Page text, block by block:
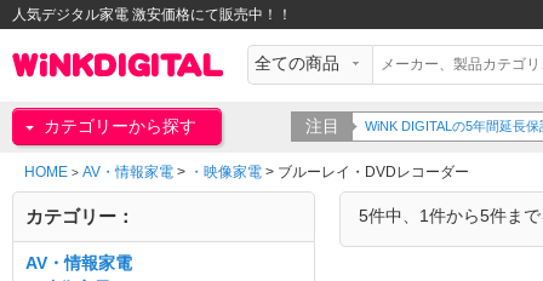
人気デジタル家電 激安価格にて販売中！！
カテゴリーから探す 注目 WiNK DIGITALの5年間延長
HOME > AV・情報家電 > ・映像家電 > ブルーレイ・DVDレコーダー
5件中、1件から5件ま
カテゴリー：
AV・情報家電